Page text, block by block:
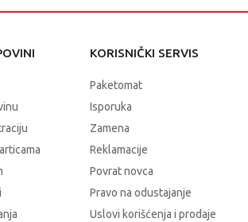
KORISNIČKI SERVIS
Paketomat
Isporuka
Zamena
Reklamacije
Povrat novca
Pravo na odustajanje
Uslovi korišćenja i prodaje